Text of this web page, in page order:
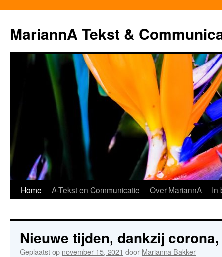
MariannA Tekst &
Ga
inhoud
Home A-Tekst en Communicatie Over MariannA In
Nieuwe tijden, dankzij
Geplaatst op november 15, 2021 door Marianna Bakker